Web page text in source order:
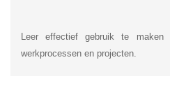
Leer effectief gebruik te
werkprocessen en projecten.